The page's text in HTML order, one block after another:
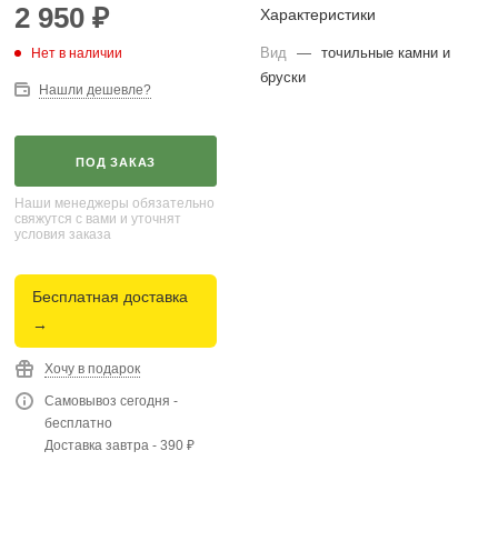
2 950₽
Нет в наличии
Нашли дешевле?
ПОД ЗАКАЗ
Наши менеджеры обязательно
свяжутся с вами и уточнят
условия заказа
Бесплатная доставка
→
Хочу в подарок
Самовывоз сегодня -
бесплатно
Доставка завтра - 390 ₽
Характеристики
Вид —
точильные камни и
бруски